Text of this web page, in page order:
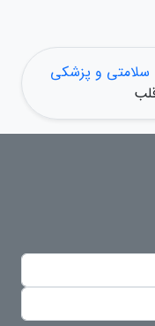
سلامتی و پزشکی